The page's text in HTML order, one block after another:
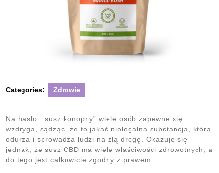
Categories: Zdrowie
Na hasło: „susz konopny” wiele osób zapewne się
wzdryga, sądząc, że to jakaś nielegalna substancja, która
odurza i sprowadza ludzi na złą drogę. Okazuje się
jednak, że susz CBD ma wiele właściwości zdrowotnych, a
do tego jest całkowicie zgodny z prawem.